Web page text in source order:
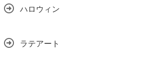
ハロウィン
ラテアート